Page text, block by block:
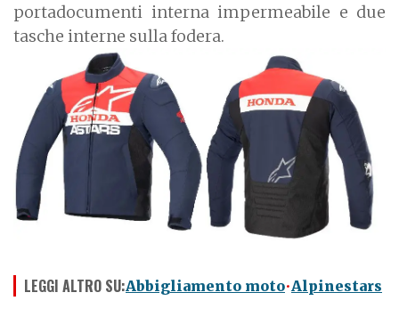
portadocumenti interna impermeabile e due
tasche interne sulla fodera.
LEGGI ALTRO SU:Abbigliamento moto Alpinestars